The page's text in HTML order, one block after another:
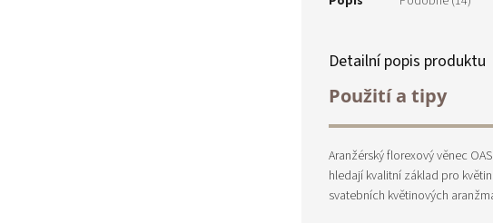
Detailní popis produktu
Použití a tipy
Aranžérský florexový věnec
hledají kvalitní základ pro
svatebních květinových